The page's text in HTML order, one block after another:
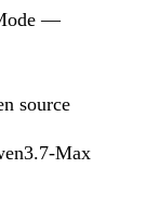
—
source
Max